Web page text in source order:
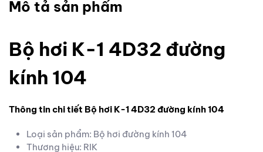
Mô tả sản phẩm
Bộ hơi K-1 4D32 đường
kính 104
Thông tin chi tiết Bộ hơi K-1 4D32 đường kính 104
Loại sản phẩm: Bộ hơi đường kính 104
Thương hiệu: RIK